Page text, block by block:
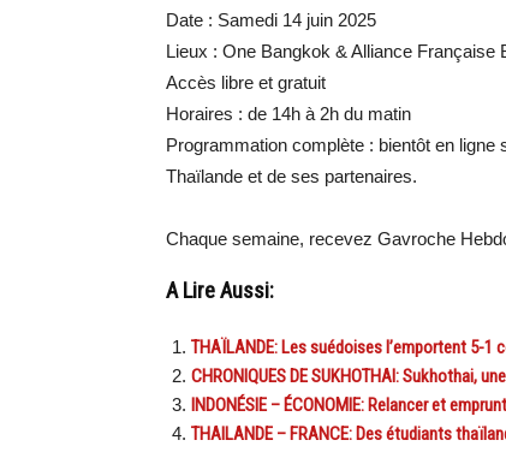
Date : Samedi 14 juin 2025
Lieux : One Bangkok & Alliance Française
Accès libre et gratuit
Horaires : de 14h à 2h du matin
Programmation complète : bientôt en
Thaïlande et de ses partenaires.
Chaque semaine, recevez Gavroche
A Lire Aussi:
THAÏLANDE: Les suédoises l’emportent 5-
CHRONIQUES DE SUKHOTHAI: Sukhothai,
INDONÉSIE – ÉCONOMIE: Relancer et
THAILANDE – FRANCE: Des étudiants